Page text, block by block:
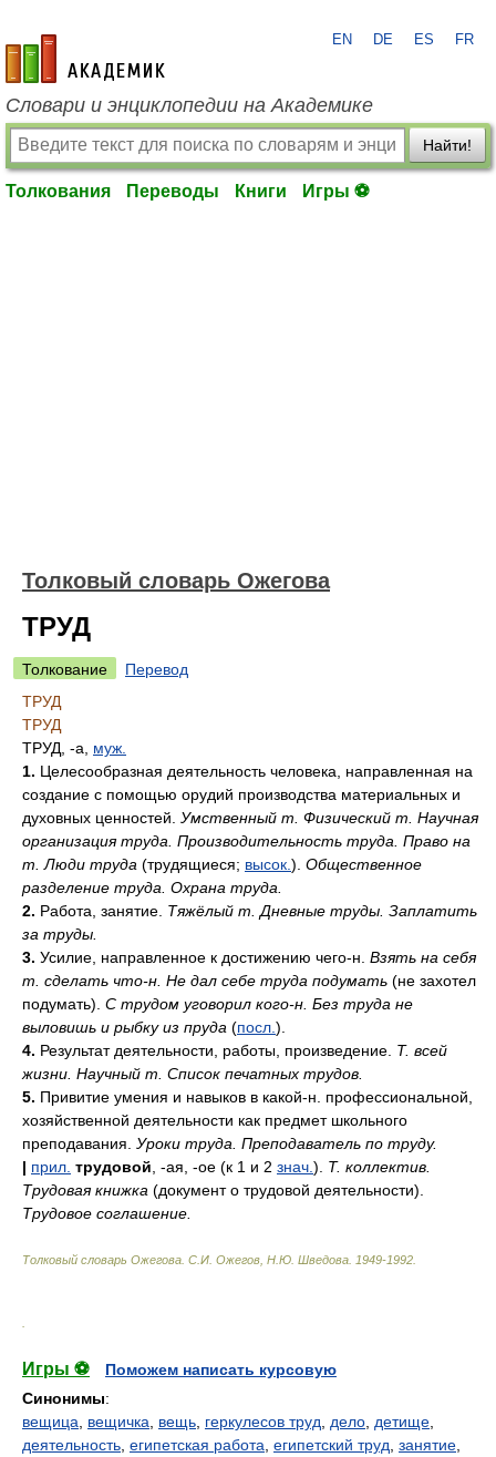
academic.ru
EN DE ES FR
Словари и энциклопедии на Академике
Найти!
Толкования Переводы Книги Игры ⚽
Толковый словарь Ожегова
ТРУД
Толкование
Перевод
ТРУД
ТРУД
ТРУД, -а, муж.
1. Целесообразная деятельность человека, направленная на
создание с помощью орудий производства материальных и
духовных ценностей. Умственный т. Физический т. Научная
организация труда. Производительность труда. Право на
т. Люди труда (трудящиеся; высок. ). Общественное
разделение труда. Охрана труда.
2. Работа, занятие. Тяжёлый т. Дневные труды. Заплатить
за труды.
3. Усилие, направленное к достижению чего-н. Взять на себя
т. сделать что-н. Не дал себе труда подумать (не захотел
подумать). С трудом уговорил кого-н. Без труда не
выловишь и рыбку из пруда (посл. ).
4. Результат деятельности, работы, произведение. Т. всей
жизни. Научный т. Список печатных трудов.
5. Привитие умения и навыков в какой-н. профессиональной,
хозяйственной деятельности как предмет школьного
преподавания. Уроки труда. Преподаватель по труду.
| прил. трудовой , -ая, -ое (к 1 и 2 знач. ). Т. коллектив.
Трудовая книжка (документ о трудовой деятельности).
Трудовое соглашение.
Толковый словарь Ожегова С.И. Ожегов, Н.Ю. Шведова. 1949-1992
Игры ⚽
Поможем написать курсовую
Синонимы:
вещица
вещичка вещь геркулесов труд дело детище
деятельность египетская работа египетский труд занятие